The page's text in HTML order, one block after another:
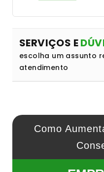
SERVIÇOS E
escolha um assunto
atendimento
Como